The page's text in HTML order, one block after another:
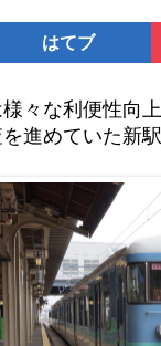
はてブ
々な利便性向
進めていた新